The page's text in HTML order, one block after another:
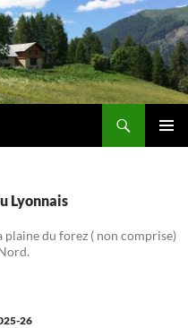
Lyonnais
plaine du forez ( non comprise)
26